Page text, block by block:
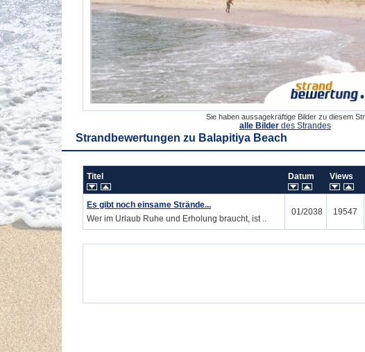
Sie haben aussagekräftige Bilder zu diesem
alle Bilder des Strandes
Strandbewertungen zu Balapitiya Beach
Titel Datum Views
Es gibt noch einsame Strände...
Wer im Urlaub Ruhe und Erholung braucht, ist ..
01/2038 19547